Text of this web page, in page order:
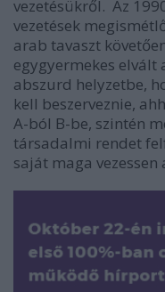
vezetésükről. Az
vezetések
arab tavaszt
egygyermekes elvált
abszurd helyzetbe,
kell beszerveznie,
A-ból B-be, szintén
társadalmi rendet
saját maga vezessen